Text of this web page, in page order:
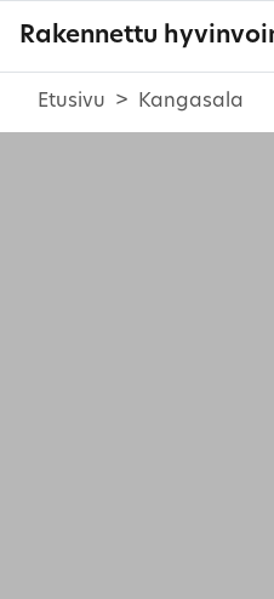
Rakennettu
Etusivu Kangasala